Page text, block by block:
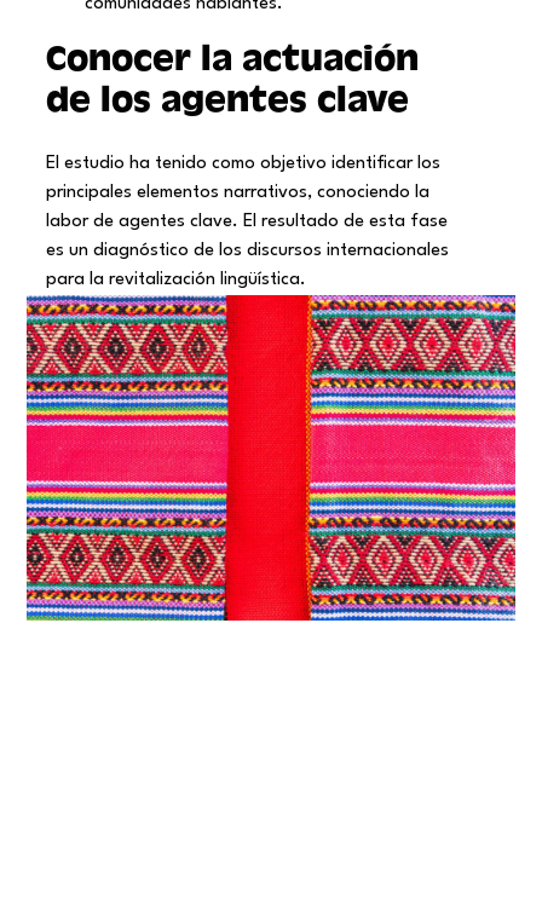
comunidades hablantes.
Conocer la actuación
de los agentes clave
El estudio ha tenido como objetivo identificar los
principales elementos narrativos, conociendo la
labor de agentes clave. El resultado de esta fase
es un diagnóstico de los discursos internacionales
para la revitalización lingüística.